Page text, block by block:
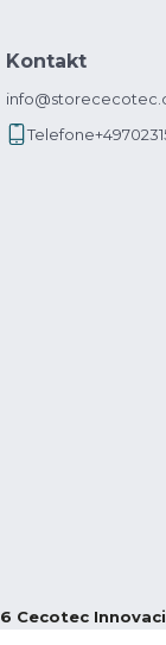
Kontakt
Telefone
Cecotec